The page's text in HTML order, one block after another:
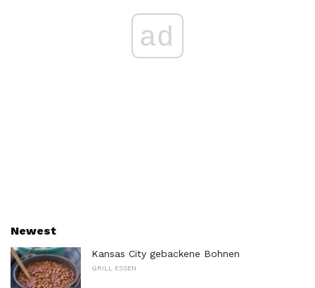
ad
Newest
Kansas City gebackene Bohnen
GRILL ESSEN